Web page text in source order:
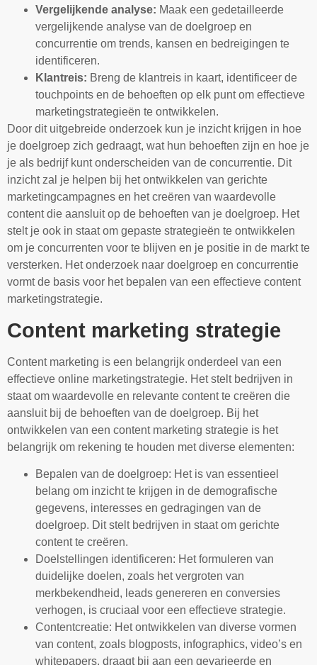
Vergelijkende analyse: Maak een gedetailleerde
vergelijkende analyse van de doelgroep en
concurrentie om trends, kansen en bedreigingen te
identificeren.
Klantreis: Breng de klantreis in kaart, identificeer de
touchpoints en de behoeften op elk punt om effectieve
marketingstrategieën te ontwikkelen.
Door dit uitgebreide onderzoek kun je inzicht krijgen in hoe
je doelgroep zich gedraagt, wat hun behoeften zijn en hoe je
je als bedrijf kunt onderscheiden van de concurrentie. Dit
inzicht zal je helpen bij het ontwikkelen van gerichte
marketingcampagnes en het creëren van waardevolle
content die aansluit op de behoeften van je doelgroep. Het
stelt je ook in staat om gepaste strategieën te ontwikkelen
om je concurrenten voor te blijven en je positie in de markt te
versterken. Het onderzoek naar doelgroep en concurrentie
vormt de basis voor het bepalen van een effectieve content
marketingstrategie.
Content marketing strategie
Content marketing is een belangrijk onderdeel van een
effectieve online marketingstrategie. Het stelt bedrijven in
staat om waardevolle en relevante content te creëren die
aansluit bij de behoeften van de doelgroep. Bij het
ontwikkelen van een content marketing strategie is het
belangrijk om rekening te houden met diverse elementen:
Bepalen van de doelgroep: Het is van essentieel
belang om inzicht te krijgen in de demografische
gegevens, interesses en gedragingen van de
doelgroep. Dit stelt bedrijven in staat om gerichte
content te creëren.
Doelstellingen identificeren: Het formuleren van
duidelijke doelen, zoals het vergroten van
merkbekendheid, leads genereren en conversies
verhogen, is cruciaal voor een effectieve strategie.
Contentcreatie: Het ontwikkelen van diverse vormen
van content, zoals blogposts, infographics, video’s en
whitepapers, draagt bij aan een gevarieerde en